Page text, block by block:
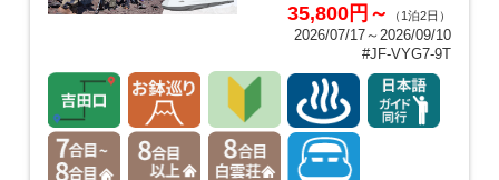
35,800円～ （1泊2日）
2026/07/17～2026/09/10
#JF-VYG7-9T